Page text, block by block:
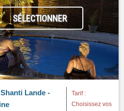
SÉLECTIONNER
Lande -
Tarif :
Choisissez vos